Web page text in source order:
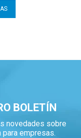
BOLETÍN
novedades sobre
empresas.